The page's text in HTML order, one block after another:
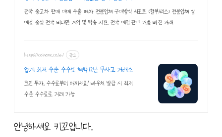
전국 중고차 판매 매매 수출 폐차 전문업체 구매방식 서포트 (할부/리스) 전문업체 실
매물 중심 전국 비대면 계약 및 탁송 지원, 전국 매입 판매 거품 빠진 거래
https://coinone.co.kr/ 광고
업계 최저 수준 수수료 혜택 12년 무사고 거래소
코인 투자, 수수료부터 아끼세요! 바우처 발급 시 최저
수준 수수료로 거래 가능
안녕하세요 키꼬입니다.